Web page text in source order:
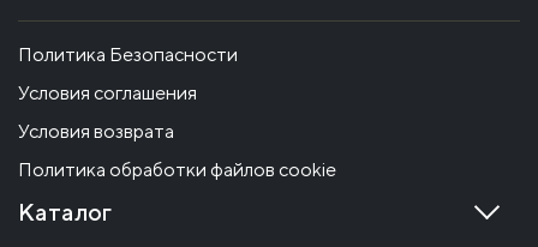
Политика Безопасности
Условия соглашения
Условия возврата
Политика обработки файлов cookie
Каталог